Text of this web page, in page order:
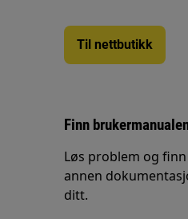
Til nettbutikk
Finn
Løs problem og
annen
ditt.